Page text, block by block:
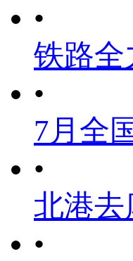
•
铁路全
•
7月全
•
北港去
•